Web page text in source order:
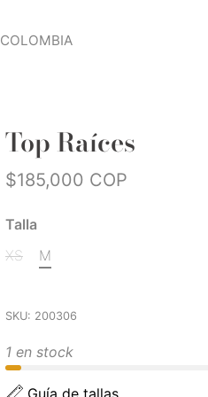
COLOMBIA
Top Raíces
$185,000 COP
Talla
XS
M
SKU: 200306
1 en stock
Guía de tallas